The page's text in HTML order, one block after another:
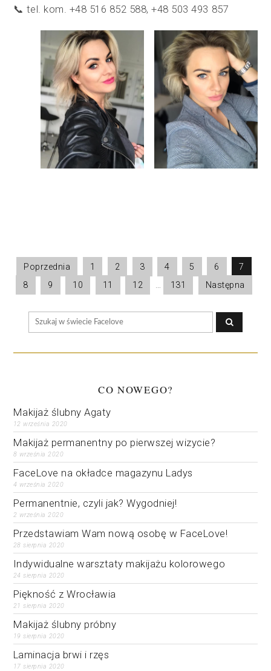
📞 tel. kom. +48 516 852 588, +48 503 493 857
Poprzednia 1 2 3 4 5 6
7
8
9 10 11 12 131 Następna
CO NOWEGO?
Makijaż ślubny Agaty
12 września 2020
Makijaż permanentny po pierwszej wizycie?
8 września 2020
FaceLove na okładce magazynu Ladys
4 września 2020
Permanentnie, czyli jak? Wygodniej!
2 września 2020
Przedstawiam Wam nową osobę w FaceLove!
28 sierpnia 2020
Indywidualne warsztaty makijażu kolorowego
24 sierpnia 2020
Piękność z Wrocławia
21 sierpnia 2020
Makijaż ślubny próbny
19 sierpnia 2020
Laminacja brwi i rzęs
17 sierpnia 2020